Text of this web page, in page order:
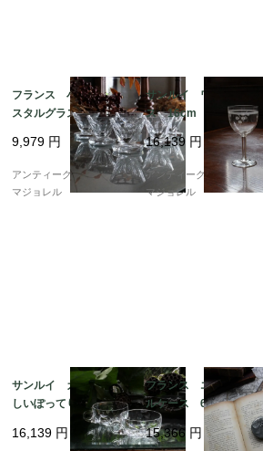
フランス 小さなクリ
スタルグラス 7524
9,979 円
アンティークギャラリー
マジョレル
サンルイ ワイングラ
ス 16cm 6856
16,139 円
アンティークギャラリー
マジョレル
サンルイ カットが美
しいぽってりとしたカ
スタードグラス 6863
16,139 円
フランス エタンのピ
ルケース 6807
15,366 円